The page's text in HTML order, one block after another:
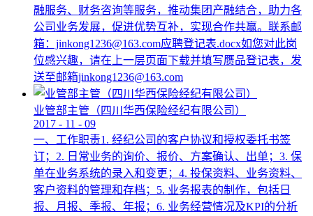
融服务、财务咨询等服务，推动集团产融结合，助力各
公司业务发展，促进优势互补，实现合作共赢。联系邮
箱：jinkong1236@163.com应聘登记表.docx如您对此岗
位感兴趣，请在上一层页面下载并填写赝品登记表，发
送至邮箱jinkong1236@163.com
业管部主管（四川华西保险经纪有限公司）
2017 - 11 - 09
一、工作职责1. 经纪公司的客户协议和授权委托书签
订；2. 日常业务的询价、报价、方案确认、出单；3. 保
单在业务系统的录入和变更；4. 投保资料、业务资料、
客户资料的管理和存档；5. 业务报表的制作，包括日
报、月报、季报、年报；6. 业务经营情况及KPI的分析